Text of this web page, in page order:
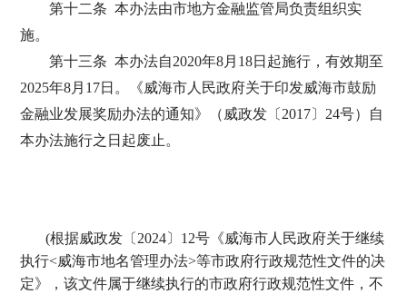
第十二条 本办法由市地方金融监管局负责组织实
施。
第十三条 本办法自2020年8月18日起施行，有效期至
2025年8月17日。《威海市人民政府关于印发威海市鼓励
金融业发展奖励办法的通知》（威政发〔2017〕24号）自
本办法施行之日起废止。
(根据威政发〔2024〕12号《威海市人民政府关于继续
执行<威海市地名管理办法>等市政府行政规范性文件的决
定》，该文件属于继续执行的市政府行政规范性文件，不